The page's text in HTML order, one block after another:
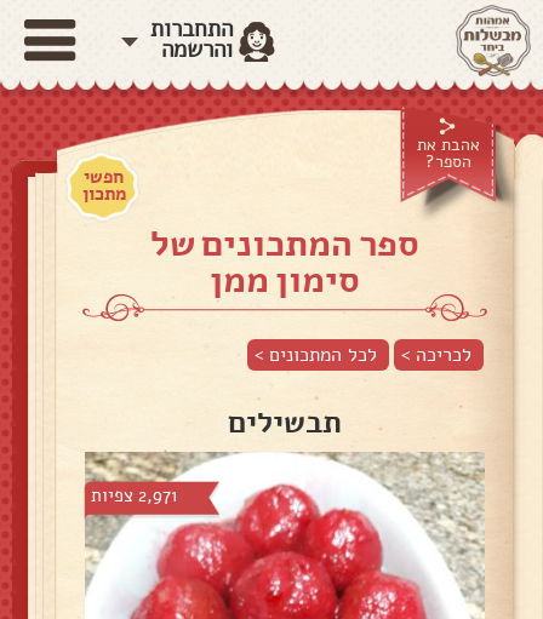
התחברות
והרשמה
אהבת את
הספר?
חפשי
מתכון
ספר המתכונים של
סימון ממן
לכריכה > לכל המתכונים >
תבשילים
2,971 צפיות